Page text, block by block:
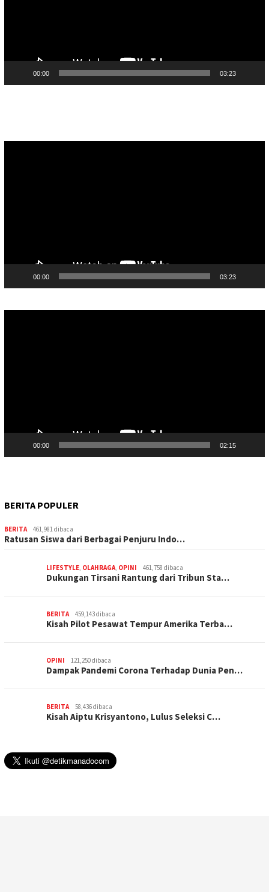
00:00 03:23
00:00 03:23
00:00 02:15
BERITA POPULER
BERITA 461,981 dibaca
Ratusan Siswa dari Berbagai Penjuru Indo…
LIFESTYLE OLAHRAGA OPINI 461,758 dibaca
Dukungan Tirsani Rantung dari Tribun Sta…
BERITA 459,143 dibaca
Kisah Pilot Pesawat Tempur Amerika Terba…
OPINI 121,250 dibaca
Dampak Pandemi Corona Terhadap Dunia Pen…
BERITA 58,436 dibaca
Kisah Aiptu Krisyantono, Lulus Seleksi C…